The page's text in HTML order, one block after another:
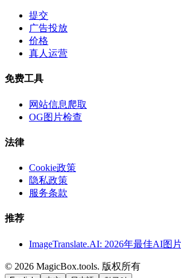
提交
广告投放
价格
真人运营
免费工具
网站信息爬取
OG图片检查
法律
Cookie政策
隐私政策
服务条款
推荐
ImageTranslate.AI: 2026年最佳AI图
© 2026 MagicBox.tools. 版权所有